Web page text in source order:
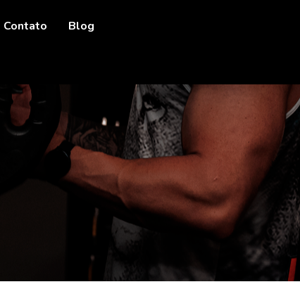
Contato Blog